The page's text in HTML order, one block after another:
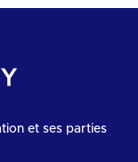
et ses parties